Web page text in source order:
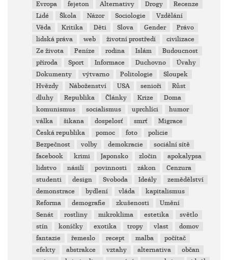
Evropa
fejeton Alternativy Drogy
Recenze
Lidé
Škola Názor Sociologie
Vzdělání
Věda
Kritika Děti Slova Gender
Právo
lidská práva
web životní prostředí
civilizace
Ze života
Peníze rodina Islám
Budoucnost
příroda
Sport Informace Duchovno
Úvahy
Dokumenty
výtvarno Politologie
Sloupek
Hvězdy
Náboženství USA senioři
Růst
dluhy
Republika Články Krize
Doma
komunismus
socialismus uprchlíci
humor
válka
šikana dospelosť smrť
Migrace
Česká republika
pomoc foto
policie
Bezpečnost
volby demokracie
sociální sítě
facebook
krimi Japonsko zločin
apokalypsa
lidstvo
násilí povinnosti zákon
Cenzura
studenti
design Svoboda Ideály
zemědělství
demonstrace
bydlení vláda
kapitalismus
Reforma
demografie zkušenosti
Umění
Senát
rostliny mikroklima estetika
světlo
stín
koníčky exotika tropy vlast
domov
fantazie
řemeslo recept malba
počítač
efekty
abstrakce vztahy alternativa
občan